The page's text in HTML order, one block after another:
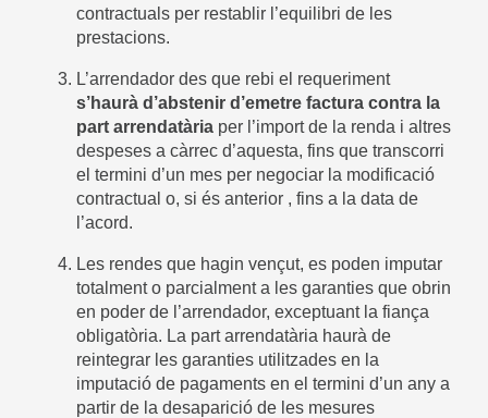
contractuals per restablir l’equilibri de les
prestacions.
L’arrendador des que rebi el requeriment
s’haurà d’abstenir d’emetre factura contra la
part arrendatària per l’import de la renda i altres
despeses a càrrec d’aquesta, fins que transcorri
el termini d’un mes per negociar la modificació
contractual o, si és anterior , fins a la data de
l’acord.
Les rendes que hagin vençut, es poden imputar
totalment o parcialment a les garanties que obrin
en poder de l’arrendador, exceptuant la fiança
obligatòria. La part arrendatària haurà de
reintegrar les garanties utilitzades en la
imputació de pagaments en el termini d’un any a
partir de la desaparició de les mesures